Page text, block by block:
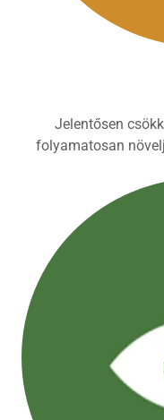
Jelentősen
folyamatosan